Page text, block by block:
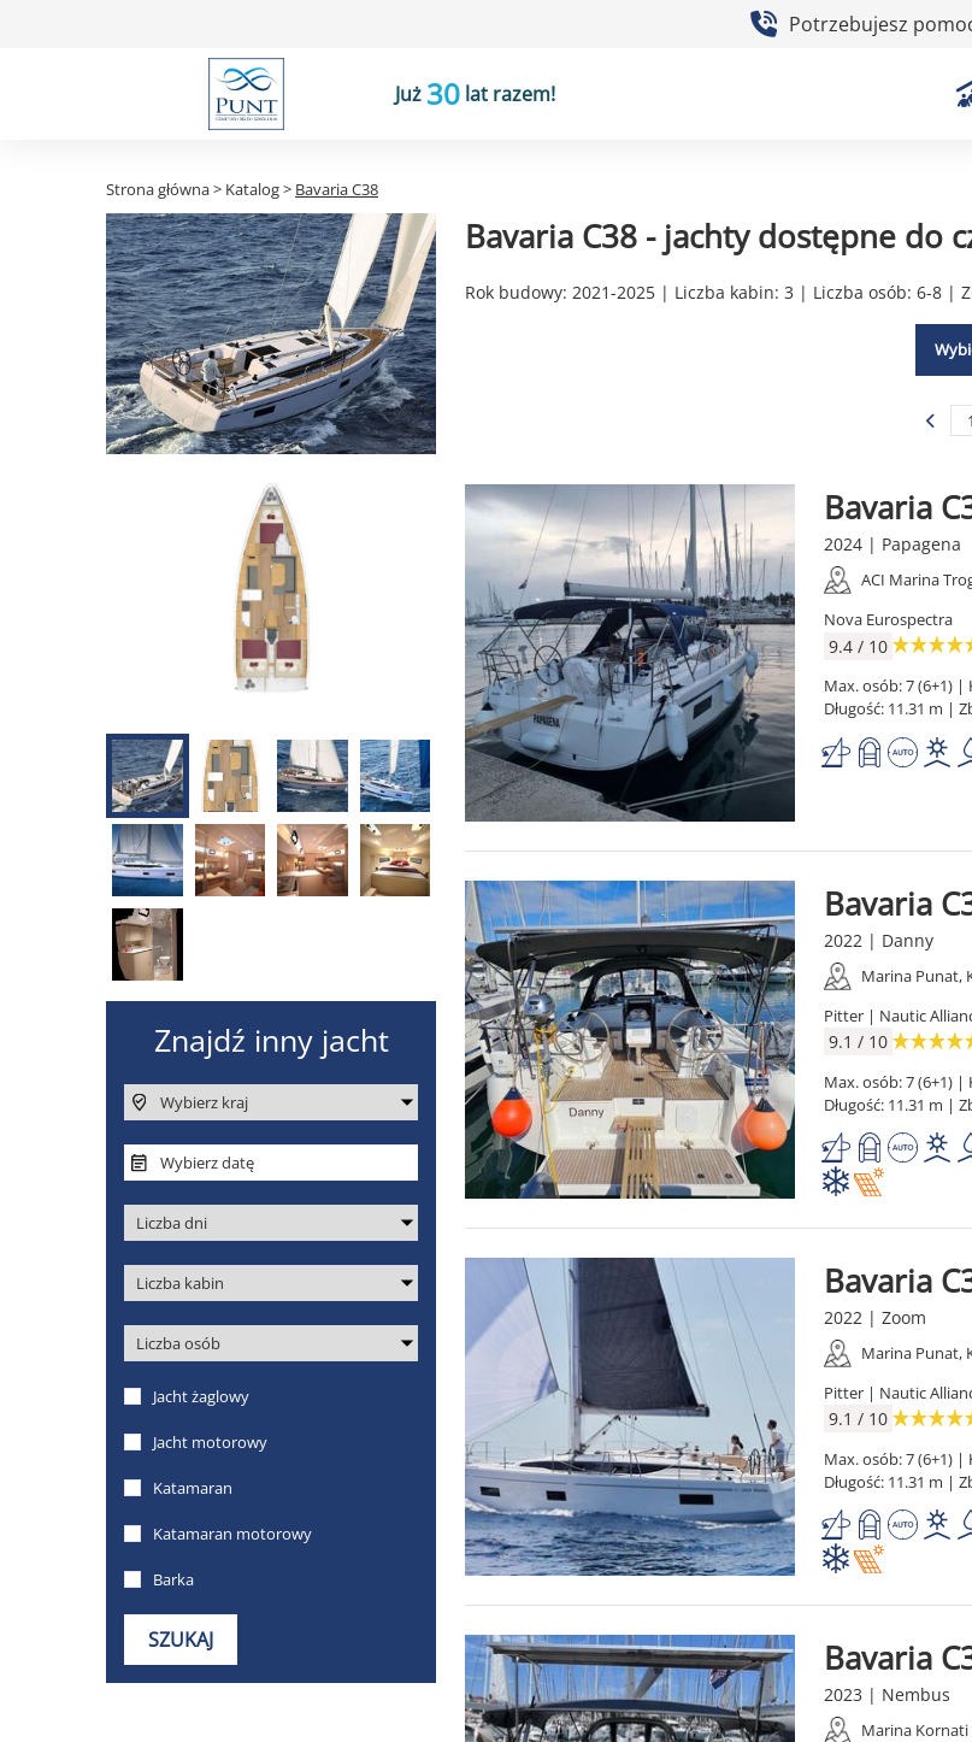
Potrzebujesz
Już 30 lat razem!
Strona główna> Katalog> Bavaria C38
Bavaria C38 - jachty dostępne do
Rok budowy: 2021-2025 | Liczba kabin: 3 | Liczba osób: 6-8 |
Bavaria
2024 | Papagena
ACI Marina
Nova Eurospectra
9.4 / 10
Max. osób: 7 (6+1) |
Długość: 11.31 m |
Bavaria
2022 | Danny
Marina Punat,
Pitter | Nautic
9.1 / 10
Max. osób: 7 (6+1) |
Długość: 11.31 m |
Bavaria
2022 | Zoom
Marina Punat,
Pitter | Nautic
9.1 / 10
Max. osób: 7 (6+1) |
Długość: 11.31 m |
Bavaria
2023 | Nembus
Marina